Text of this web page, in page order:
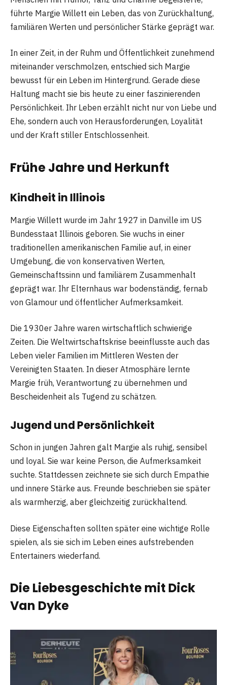
führte Margie Willett ein Leben, das von Zurückhaltung,
familiären Werten und persönlicher Stärke geprägt war.
In einer Zeit, in der Ruhm und Öffentlichkeit zunehmend
miteinander verschmolzen, entschied sich Margie
bewusst für ein Leben im Hintergrund. Gerade diese
Haltung macht sie bis heute zu einer faszinierenden
Persönlichkeit. Ihr Leben erzählt nicht nur von Liebe und
Ehe, sondern auch von Herausforderungen, Loyalität
und der Kraft stiller Entschlossenheit.
Frühe Jahre und Herkunft
Kindheit in Illinois
Margie Willett wurde im Jahr 1927 in Danville im US
Bundesstaat Illinois geboren. Sie wuchs in einer
traditionellen amerikanischen Familie auf, in einer
Umgebung, die von konservativen Werten,
Gemeinschaftssinn und familiärem Zusammenhalt
geprägt war. Ihr Elternhaus war bodenständig, fernab
von Glamour und öffentlicher Aufmerksamkeit.
Die 1930er Jahre waren wirtschaftlich schwierige
Zeiten. Die Weltwirtschaftskrise beeinflusste auch das
Leben vieler Familien im Mittleren Westen der
Vereinigten Staaten. In dieser Atmosphäre lernte
Margie früh, Verantwortung zu übernehmen und
Bescheidenheit als Tugend zu schätzen.
Jugend und Persönlichkeit
Schon in jungen Jahren galt Margie als ruhig, sensibel
und loyal. Sie war keine Person, die Aufmerksamkeit
suchte. Stattdessen zeichnete sie sich durch Empathie
und innere Stärke aus. Freunde beschrieben sie später
als warmherzig, aber gleichzeitig zurückhaltend.
Diese Eigenschaften sollten später eine wichtige Rolle
spielen, als sie sich im Leben eines aufstrebenden
Entertainers wiederfand.
Die Liebesgeschichte mit Dick
Van Dyke